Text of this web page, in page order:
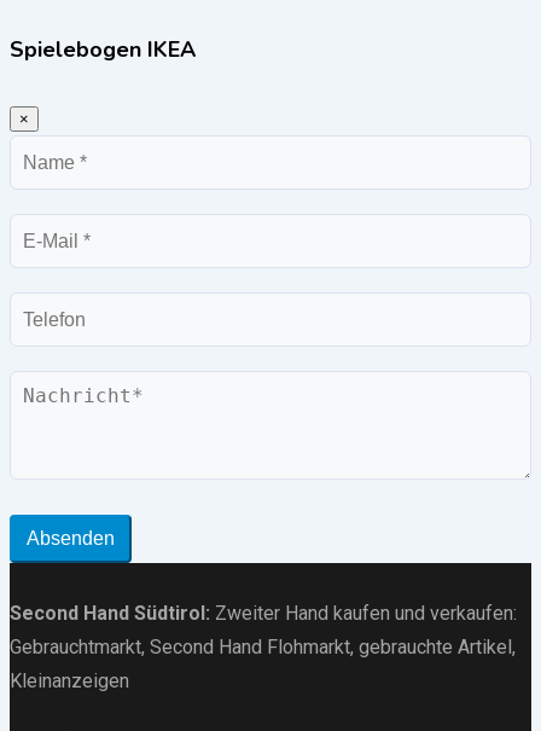
Spielebogen IKEA
×
Name
E-
Mail
Telefon
Nachricht
Absenden
Second Hand Südtirol : Zweiter Hand kaufen und verkaufen:
Gebrauchtmarkt, Second Hand Flohmarkt, gebrauchte Artikel ,
Kleinanzeigen